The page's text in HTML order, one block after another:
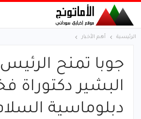
الرئيسية أهم الأخبار
جوبا تمنح
البشير دكتوراة
دبلوماسية